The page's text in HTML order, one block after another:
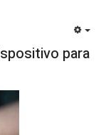
para